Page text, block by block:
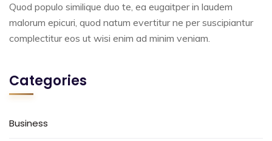
Quod populo similique duo te, ea eugaitper in laudem
malorum epicuri, quod natum evertitur ne per suscipiantur
complectitur eos ut wisi enim ad minim veniam.
Categories
Business